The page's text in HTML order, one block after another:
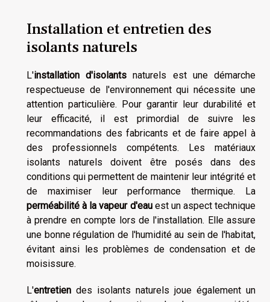
Installation et entretien des
isolants naturels
L'installation d'isolants naturels est une démarche
respectueuse de l'environnement qui nécessite une
attention particulière. Pour garantir leur durabilité et
leur efficacité, il est primordial de suivre les
recommandations des fabricants et de faire appel à
des professionnels compétents. Les matériaux
isolants naturels doivent être posés dans des
conditions qui permettent de maintenir leur intégrité et
de maximiser leur performance thermique. La
perméabilité à la vapeur d'eauest un aspect technique
à prendre en compte lors de l'installation. Elle assure
une bonne régulation de l'humidité au sein de l'habitat,
évitant ainsi les problèmes de condensation et de
moisissure.
L'entretien des isolants naturels joue également un